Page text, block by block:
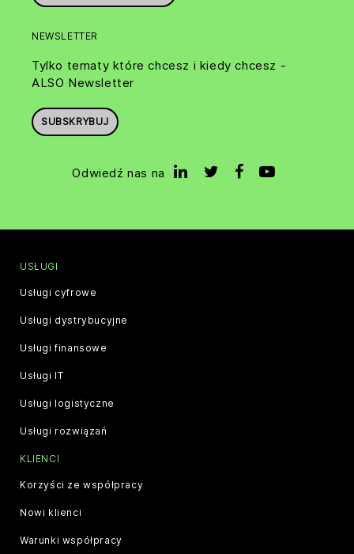
NEWSLETTER
Tylko tematy które chcesz i kiedy chcesz -
ALSO Newsletter
SUBSKRYBUJ
Odwiedź nas na
USŁUGI
Usługi cyfrowe
Usługi dystrybucyjne
Usługi finansowe
Usługi IT
Usługi logistyczne
Usługi rozwiązań
KLIENCI
Korzyści ze współpracy
Nowi klienci
Warunki współpracy